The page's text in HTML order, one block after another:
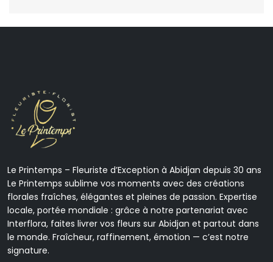
Le Printemps – Fleuriste d’Exception à Abidjan depuis 30 ans
Le Printemps sublime vos moments avec des créations
florales fraîches, élégantes et pleines de passion. Expertise
locale, portée mondiale : grâce à notre partenariat avec
Interflora, faites livrer vos fleurs sur Abidjan et partout dans
le monde. Fraîcheur, raffinement, émotion — c’est notre
signature.